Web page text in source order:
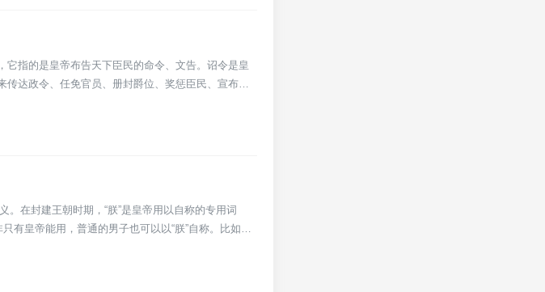
指的是皇帝布告天下臣民的命令、文告。诏令是皇
达政令、任免官员、册封爵位、奖惩臣民、宣布重
。在封建王朝时期，“朕”是皇帝用以自称的专用词
有皇帝能用，普通的男子也可以以“朕”自称。比如在